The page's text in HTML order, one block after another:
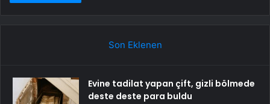
Son Eklenen
Evine tadilat yapan çift, gizli bölmede
deste deste para buldu